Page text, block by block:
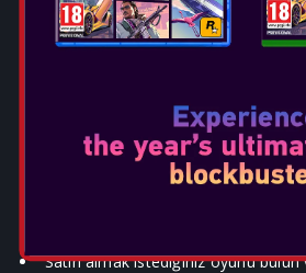
1094121.html
Sistemde bir internet bağlantısı
Sisteminizin en son sistem
olduğundan emin
Nintendo eShop'u başlatmak için
Satın almak istediğiniz oyunu bulun